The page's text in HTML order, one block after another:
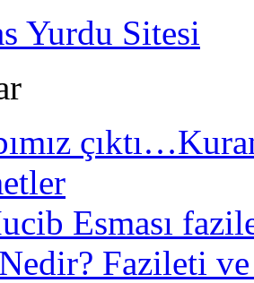
Yurdu Sitesi
Esması
Fazileti